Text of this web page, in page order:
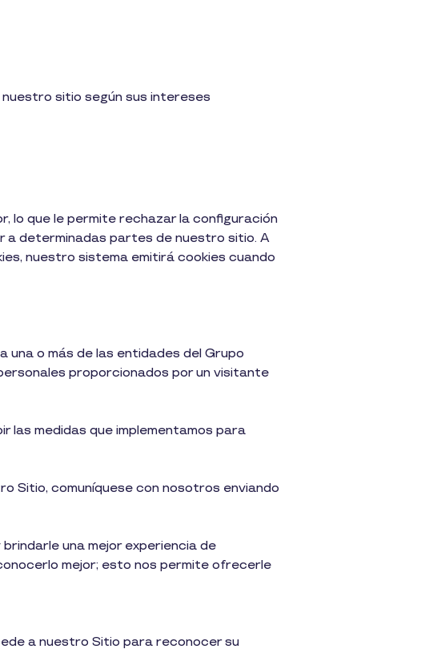
sitio según sus intereses
lo que le permite rechazar la configuración
a determinadas partes de nuestro sitio. A
nuestro sistema emitirá cookies cuando
una o más de las entidades del Grupo
proporcionados por un visitante
las medidas que implementamos para
Sitio, comuníquese con nosotros enviando
una mejor experiencia de
mejor; esto nos permite ofrecerle
a nuestro Sitio para reconocer su